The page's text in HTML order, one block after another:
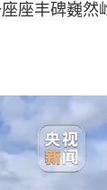
座丰碑巍然